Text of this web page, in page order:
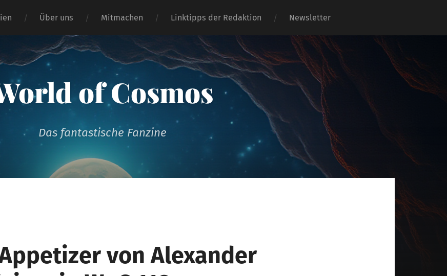
Über uns Mitmachen Linktipps der Redaktion Newsletter
of Cosmos
Das fantastische Fanzine
von Alexander